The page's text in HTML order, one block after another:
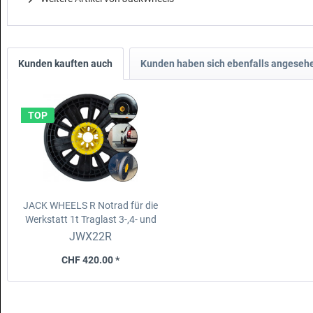
Kunden kauften auch Kunden haben sich ebenfalls
TOP
JACK WHEELS R Notrad für die
Werkstatt 1t Traglast 3-,4- und
5 Loch (max. 5x130),
JWX22R
CHF 420.00 *